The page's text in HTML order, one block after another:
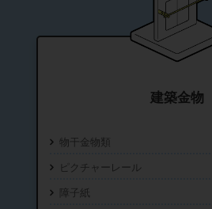
建築金物
物干金物類
ピクチャーレール
障子紙